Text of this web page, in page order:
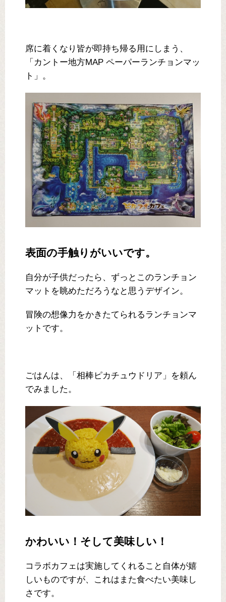
席に着くなり皆が即持ち帰る用にしまう、
「カントー地方MAP ペーパーランチョンマッ
ト」。
表面の手触りがいいです。
自分が子供だったら、ずっとこのランチョン
マットを眺めただろうなと思うデザイン。
冒険の想像力をかきたてられるランチョンマ
ットです。
ごはんは、「相棒ピカチュウドリア」を頼ん
でみました。
かわいい！そして美味しい！
コラボカフェは実施してくれること自体が嬉
しいものですが、これはまた食べたい美味し
さです。